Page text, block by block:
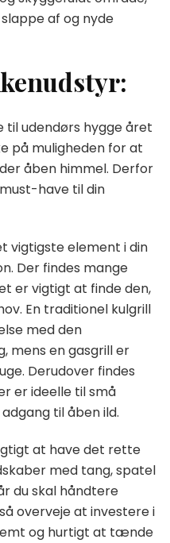
af og nyde
til udendørs hygge året
på muligheden for at
åben himmel. Derfor
have til din
vigtigste element i din
Der findes mange
er vigtigt at finde den,
En traditionel kulgrill
med den
mens en gasgrill er
Derudover findes
er ideelle til små
til åben ild.
at have det rette
med tang, spatel
du skal håndtere
overveje at investere i
og hurtigt at tænde